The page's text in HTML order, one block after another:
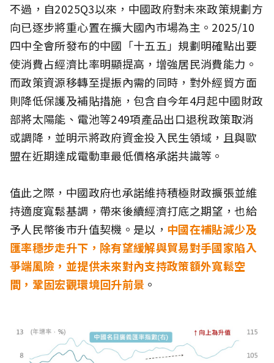
不過，自2025Q3以來，中國政府對未來政策規劃方
向已逐步將重心置在擴大國內市場為主。2025/10
四中全會所發布的中國「十五五」規劃明確點出要
使消費占經濟比率明顯提高，增強居民消費能力。
而政策資源移轉至提振內需的同時，對外經貿方面
則降低保護及補貼措施，包含自今年4月起中國財政
部將太陽能、電池等249項產品出口退稅政策取消
或調降，並明示將政府資金投入民生領域，且與歐
盟在近期達成電動車最低價格承諾共識等。
值此之際，中國政府也承諾維持積極財政擴張並維
持適度寬鬆基調，帶來後續經濟打底之期望，也給
予人民幣後市升值契機。是以， 中國在補貼減少及
匯率穩步走升下，除有望緩解與貿易對手國家陷入
爭端風險，並提供未來對內支持政策額外寬鬆空
間，鞏固宏觀環境回升前景 。